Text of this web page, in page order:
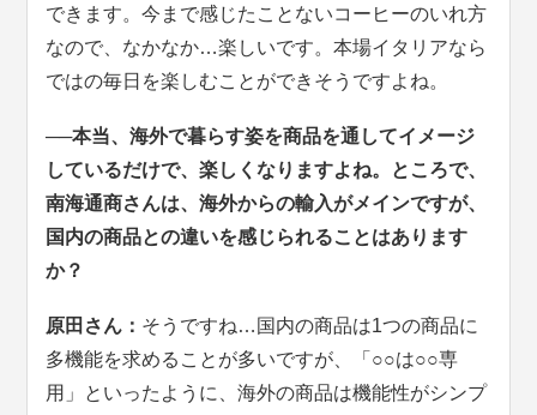
できます。今まで感じたことないコーヒーのいれ方
なので、なかなか…楽しいです。本場イタリアなら
ではの毎日を楽しむことができそうですよね。
──本当、海外で暮らす姿を商品を通してイメージ
しているだけで、楽しくなりますよね。ところで、
南海通商さんは、海外からの輸入がメインですが、
国内の商品との違いを感じられることはあります
か？
原田さん： そうですね…国内の商品は1つの商品に
多機能を求めることが多いですが、「○○は○○専
用」といったように、海外の商品は機能性がシンプ